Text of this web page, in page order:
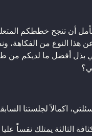
أن تنجح خططكم
هذا النوع من الفكاهة،
بذل أفضل ما لديكم
اكمالاً لجلستنا
الثالثة يمتلك نفساً